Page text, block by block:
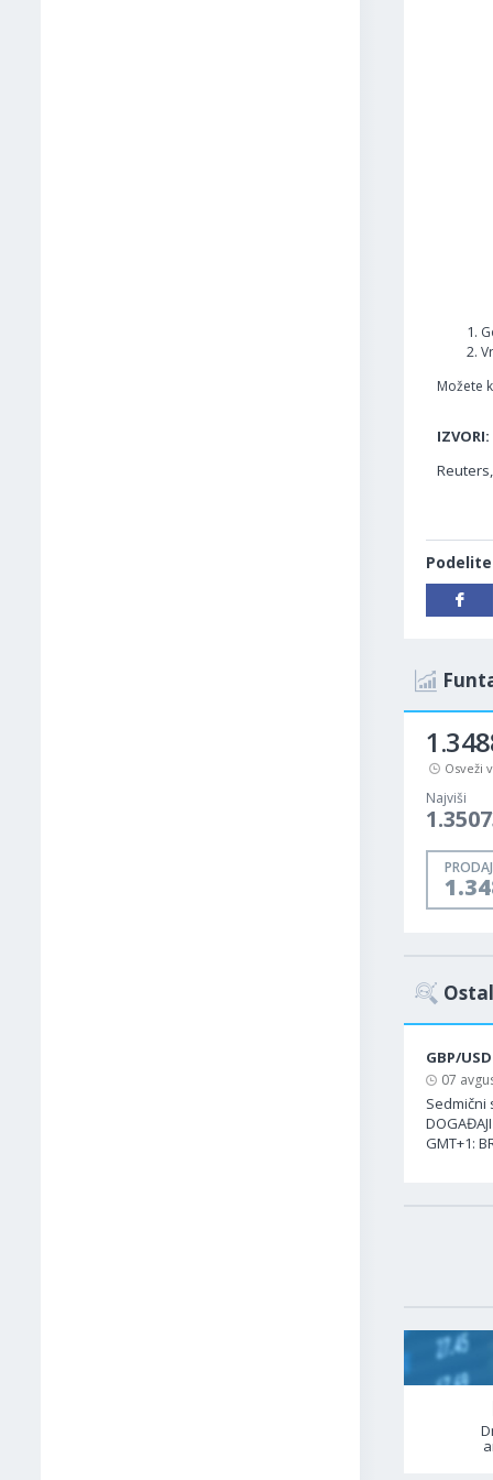
Možete
IZVORI:
Osveži
Najviši
GBP/USD
07
Sedmični
GMT+1: